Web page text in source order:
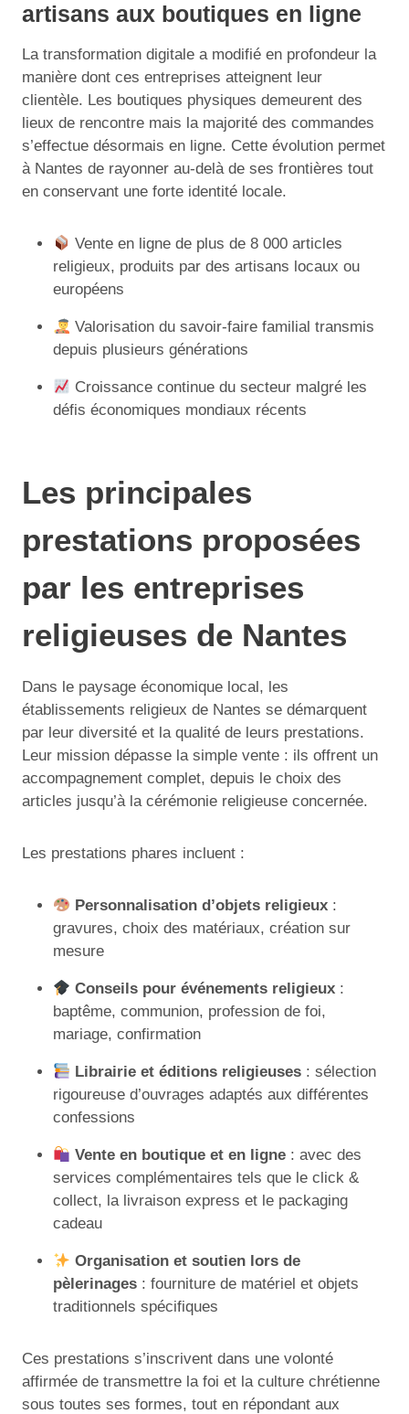
artisans aux boutiques en ligne
La transformation digitale a modifié en profondeur la
manière dont ces entreprises atteignent leur
clientèle. Les boutiques physiques demeurent des
lieux de rencontre mais la majorité des commandes
s’effectue désormais en ligne. Cette évolution permet
à Nantes de rayonner au-delà de ses frontières tout
en conservant une forte identité locale.
Vente en ligne de plus de 8 000 articles
religieux, produits par des artisans locaux ou
européens
Valorisation du savoir-faire familial transmis
depuis plusieurs générations
Croissance continue du secteur malgré les
défis économiques mondiaux récents
Les principales
prestations proposées
par les entreprises
religieuses de Nantes
Dans le paysage économique local, les
établissements religieux de Nantes se démarquent
par leur diversité et la qualité de leurs prestations.
Leur mission dépasse la simple vente : ils offrent un
accompagnement complet, depuis le choix des
articles jusqu’à la cérémonie religieuse concernée.
Les prestations phares incluent :
Personnalisation d’objets religieux :
gravures, choix des matériaux, création sur
mesure
Conseils pour événements religieux :
baptême, communion, profession de foi,
mariage, confirmation
Librairie et éditions religieuses : sélection
rigoureuse d’ouvrages adaptés aux différentes
confessions
Vente en boutique et en ligne : avec des
services complémentaires tels que le click &
collect, la livraison express et le packaging
cadeau
Organisation et soutien lors de
pèlerinages : fourniture de matériel et objets
traditionnels spécifiques
Ces prestations s’inscrivent dans une volonté
affirmée de transmettre la foi et la culture chrétienne
sous toutes ses formes, tout en répondant aux